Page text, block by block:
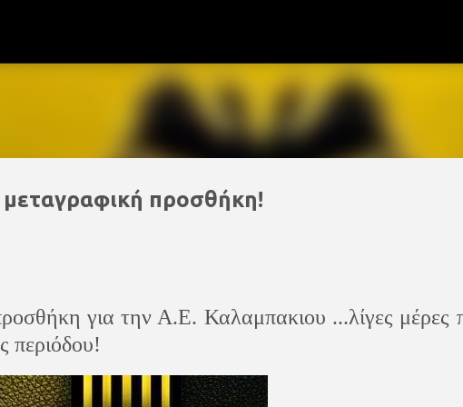
προσθήκη!
για την Α.Ε. Καλαμπακιου ...λίγες μέρες
περιόδου!